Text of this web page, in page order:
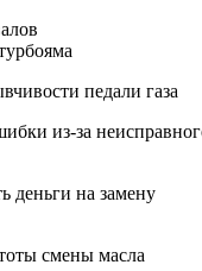
педали газа
из-за
деньги на замену
смены масла